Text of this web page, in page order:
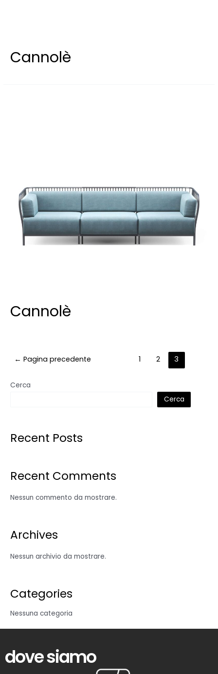
Cannolè
Cannolè
← Pagina precedente 1 2 3
Cerca
Cerca
Recent Posts
Recent Comments
Nessun commento da mostrare.
Archives
Nessun archivio da mostrare.
Categories
Nessuna categoria
dove siamo